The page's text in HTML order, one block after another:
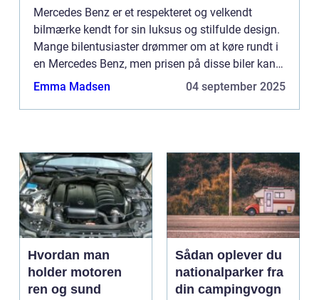
Mercedes Benz er et respekteret og velkendt
bilmærke kendt for sin luksus og stilfulde design.
Mange bilentusiaster drømmer om at køre rundt i
en Mercedes Benz, men prisen på disse biler kan
være høj. Her kommer...
Emma Madsen 04 september 2025
Hvordan man
holder motoren
ren og sund
Sådan oplever du
nationalparker fra
din campingvogn